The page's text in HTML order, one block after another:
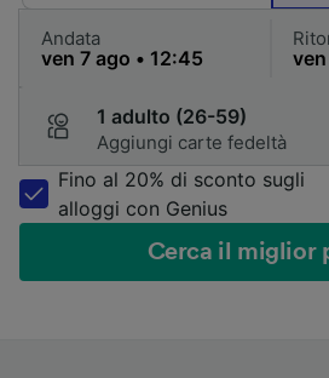
Andata
1 adulto (26-59)
Aggiungi carte fedeltà
Fino al 20% di sconto sugli
alloggi con Genius
Cerca il miglior